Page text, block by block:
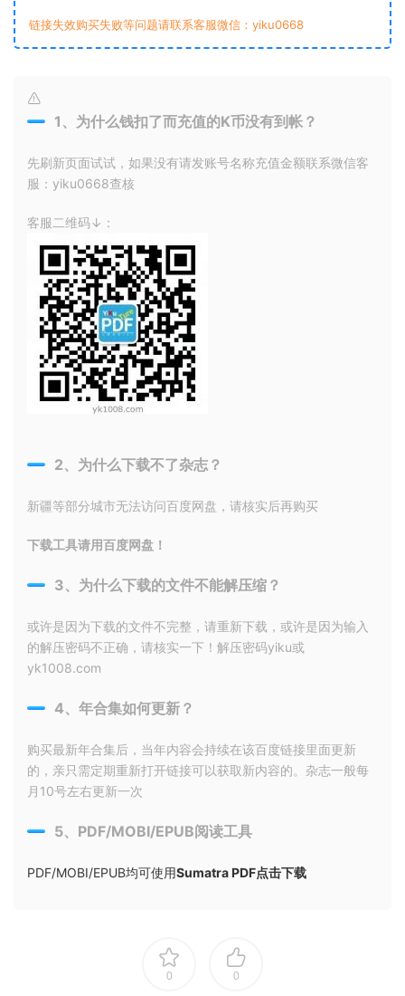
链接失效购买失败等问题请联系客服微信：yiku0668
1、为什么钱扣了而充值的K币没有到帐？
先刷新页面试试，如果没有请发账号名称充值金额联系微信客
服：yiku0668查核
客服二维码↓：
2、为什么下载不了杂志？
新疆等部分城市无法访问百度网盘，请核实后再购买
下载工具请用百度网盘！
3、为什么下载的文件不能解压缩？
或许是因为下载的文件不完整，请重新下载，或许是因为输入
的解压密码不正确，请核实一下！解压密码yiku或
yk1008.com
4、年合集如何更新？
购买最新年合集后，当年内容会持续在该百度链接里面更新
的，亲只需定期重新打开链接可以获取新内容的。杂志一般每
月10号左右更新一次
5、PDF/MOBI/EPUB阅读工具
PDF/MOBI/EPUB均可使用Sumatra PDF点击下载
0 0